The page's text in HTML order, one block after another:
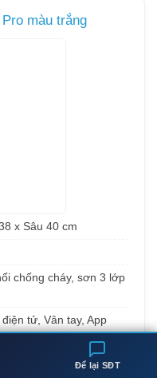
Để lại SĐT
màu trắng
x Sâu 40 cm
chống cháy, sơn 3 lớp
tử, Vân tay, App